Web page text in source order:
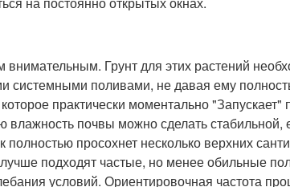
Грунт для этих растений
системными поливами, не давая ему
практически моментально "Запускает"
влажность почвы можно сделать стабильной,
просохнет несколько верхних
подходят частые, но менее обильные
условий. Ориентировочная частота